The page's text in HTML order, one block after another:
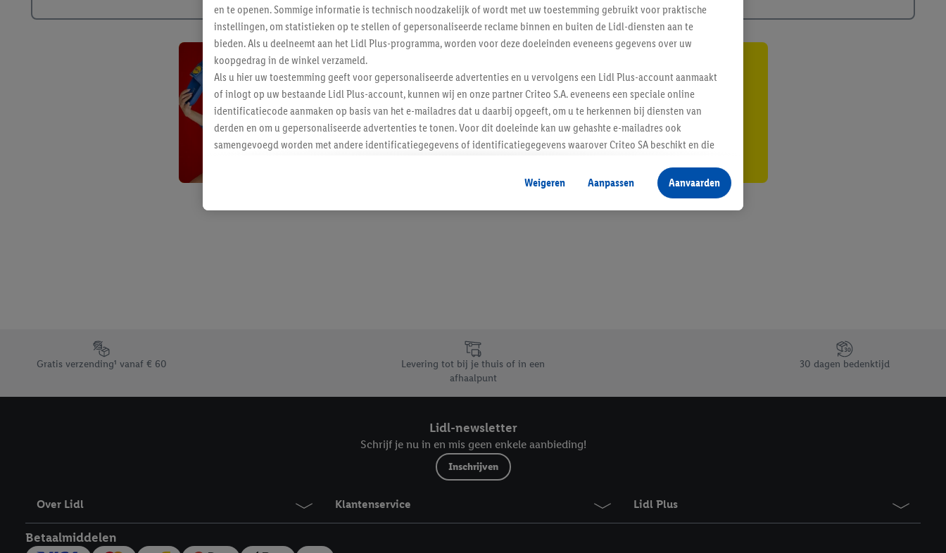
Blijf op de hoogte
Schrijf je in op de newsletter
Inschrijven
Footerelement met de verschillende USPs van Lidl.be
Gratis verzending¹ vanaf € 60
Levering tot bij je thuis of in een
afhaalpunt
30 dagen bedenktijd
Lidl-newsletter
Schrijf je nu in en mis geen enkele aanbieding!
Inschrijven
Over Lidl Klantenservice Lidl Plus
Betaalmiddelen
en te openen. Sommige informatie is technisch noodzakelijk of wordt met uw toestemming gebruikt voor praktische
instellingen, om statistieken op te stellen of gepersonaliseerde reclame binnen en buiten de Lidl-diensten aan te
bieden. Als u deelneemt aan het Lidl Plus-programma, worden voor deze doeleinden eveneens gegevens over uw
koopgedrag in de winkel verzameld.
Als u hier uw toestemming geeft voor gepersonaliseerde advertenties en u vervolgens een Lidl Plus-account aanmaakt
of inlogt op uw bestaande Lidl Plus-account, kunnen wij en onze partner Criteo S.A. eveneens een speciale online
identificatiecode aanmaken op basis van het e-mailadres dat u daarbij opgeeft, om u te herkennen bij diensten van
derden en om u gepersonaliseerde advertenties te tonen. Voor dit doeleinde kan uw gehashte e-mailadres ook
samengevoegd worden met andere identificatiegegevens of identificatiegegevens waarover Criteo SA beschikt en die
Als u hiermee akkoord gaat, kunnen advertenties in het kader van retargeting, d.w.z. advertenties voor producten waarin
u interesse hebt getoond (bijvoorbeeld door het product in de webshop aan uw winkelmandje toe te voegen, maar het
niet te kopen), ook op verschillende apparaten en verschillende Lidl-diensten worden weergegeven als er met behulp
Weigeren Aanpassen Aanvaarden